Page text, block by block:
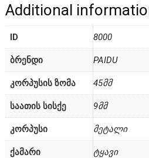
er o
k
Additional
ID 8000
ᲑᲠᲔᲜᲓᲘ PAIDU
ᲙᲝᲠᲞᲣᲡᲘᲡ ᲖᲝᲛᲐ 45მმ
ᲡᲐᲐᲗᲘᲡ ᲡᲘᲡᲥᲔ 9მმ
ᲙᲝᲠᲞᲣᲡᲘ მეტალი
ᲥᲐᲛᲐᲠᲘ ტყავი